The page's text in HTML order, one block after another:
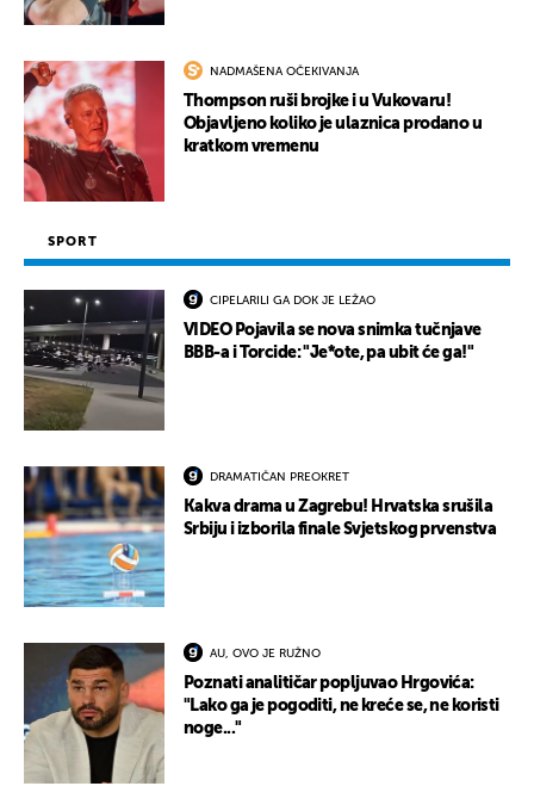
NADMAŠENA OČEKIVANJA
Thompson ruši brojke i u Vukovaru!
Objavljeno koliko je ulaznica prodano u
kratkom vremenu
SPORT
CIPELARILI GA DOK JE LEŽAO
VIDEO Pojavila se nova snimka tučnjave
BBB-a i Torcide: "Je*ote, pa ubit će ga!"
DRAMATIČAN PREOKRET
Kakva drama u Zagrebu! Hrvatska srušila
Srbiju i izborila finale Svjetskog prvenstva
AU, OVO JE RUŽNO
Poznati analitičar popljuvao Hrgovića:
"Lako ga je pogoditi, ne kreće se, ne koristi
noge..."